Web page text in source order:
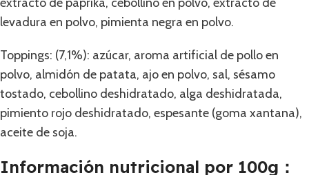
levadura en polvo, pimienta negra en polvo.
Toppings: (7,1%): azúcar, aroma artificial de pollo en
polvo, almidón de patata, ajo en polvo, sal, sésamo
tostado, cebollino deshidratado, alga deshidratada,
pimiento rojo deshidratado, espesante (goma xantana),
aceite de soja.
Información nutricional por 100g：